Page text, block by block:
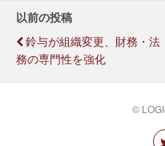
以前の投稿
鈴与が組織変更、財務・法
務の専門性を強化
©